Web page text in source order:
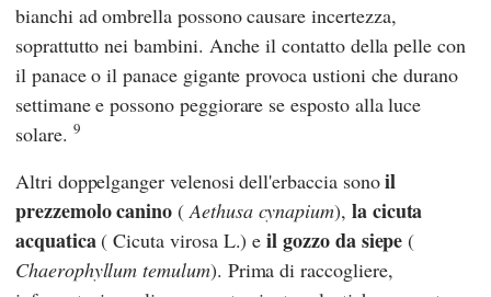
bianchi ad ombrella possono causare incertezza,
soprattutto nei bambini. Anche il contatto della pelle con
il panace o il panace gigante provoca ustioni che durano
settimane e possono peggiorare se esposto alla luce
solare. 9
Altri doppelganger velenosi dell'erbaccia sonoil
prezzemolo canino (Aethusa cynapium), la cicuta
acquatica( Cicuta virosa L.) eil gozzo da siepe (
Chaerophyllum temulum). Prima di raccogliere,